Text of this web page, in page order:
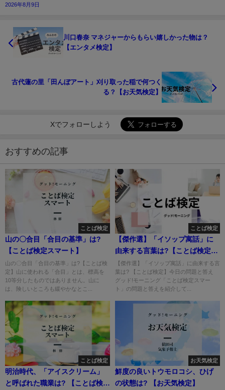
2026年8月9日
川口春奈 マネジャーからもらい嬉しかった物は？
【エンタメ検定】
古代蓮の里「田んぼアート」刈り取った稲で何つく
る？【お天気検定】
Xでフォローしよう
おすすめの記事
ことば検定
山の〇合目「合目の基準」は?
【ことば検定スマート】
山の〇合目「合目の基準」は?【ことば検
定】山に使われる「合目」とは、標高を
10等分したものではありません。山に
は、険しいところも緩やかなとこ...
ことば検定
【傑作選】「イソップ寓話」に
由来する言葉は?【ことば検定ス
マート】
【傑作選】「イソップ寓話」に由来する言
葉は? 【ことば検定】今日の問題と答え
グッド!モーニング「ことば検定スマー
ト」の問題と答えを紹介して...
ことば検定
明治時代、「アイスクリーム」
と呼ばれた職業は? 【ことば検定
お天気検定
鮮度の良いトウモロコシ、ひげ
の状態は? 【お天気検定】